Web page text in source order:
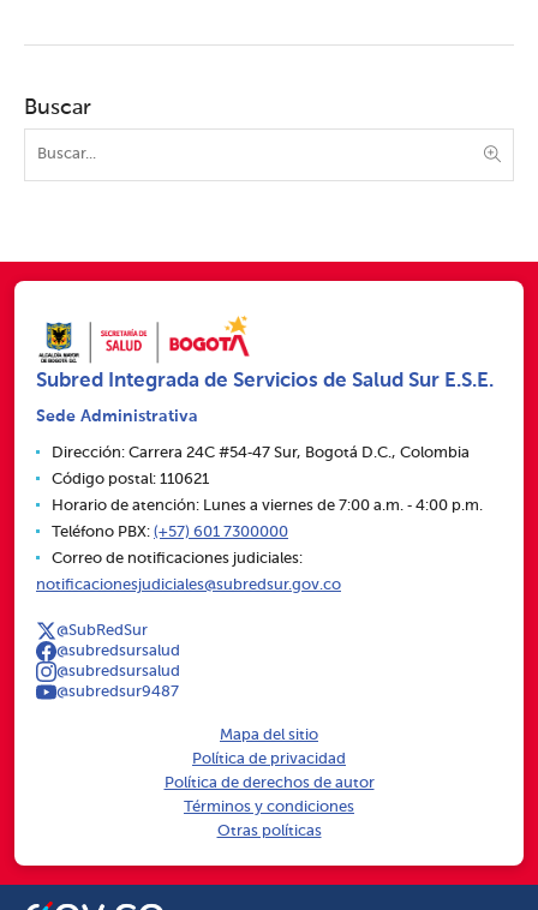
Buscar
Subred Integrada de Servicios de Salud Sur E.S.E.
Sede Administrativa
Dirección: Carrera 24C #54‑47 Sur, Bogotá D.C., Colombia
Código postal: 110621
Horario de atención: Lunes a viernes de 7:00 a.m. ‑ 4:00 p.m.
Teléfono PBX: (+57) 601 7300000
Correo de notificaciones judiciales:
notificacionesjudiciales@subredsur.gov.co
@SubRedSur
@subredsursalud
@subredsursalud
@subredsur9487
Mapa del sitio
Política de privacidad
Política de derechos de autor
Términos y condiciones
Otras políticas